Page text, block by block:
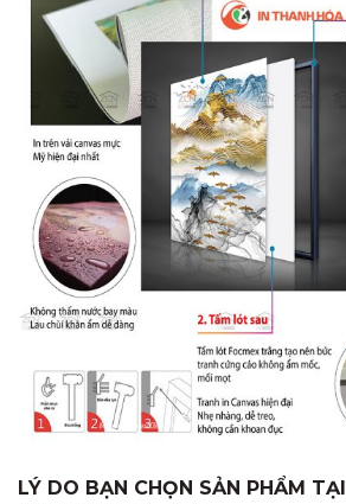
LÝ DO BẠN CHỌN SẢN PHẨM TẠI